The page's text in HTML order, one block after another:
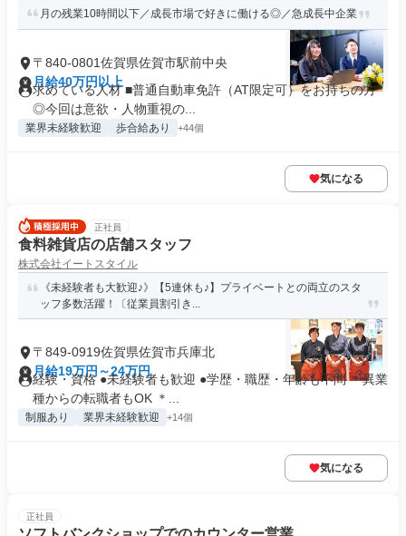
月の残業10時間以下／成長市場で好きに働ける◎／急成長中企業
〒840-0801佐賀県佐賀市駅前中央
月給40万円以上
求めている人材 ■普通自動車免許（AT限定可）をお持ちの方
◎今回は意欲・人物重視の...
業界未経験歓迎 歩合給あり +44個
気になる
正社員
食料雑貨店の店舗スタッフ
株式会社イートスタイル
《未経験者も大歓迎♪》【5連休も♪】プライベートとの両立のスタ
ッフ多数活躍！〔従業員割引き...
〒849-0919佐賀県佐賀市兵庫北
月給19万円～24万円
経験・資格 ●未経験者も歓迎 ●学歴・職歴・年齢も不問 ＊異業
種からの転職者もOK ＊...
制服あり 業界未経験歓迎 +14個
気になる
正社員